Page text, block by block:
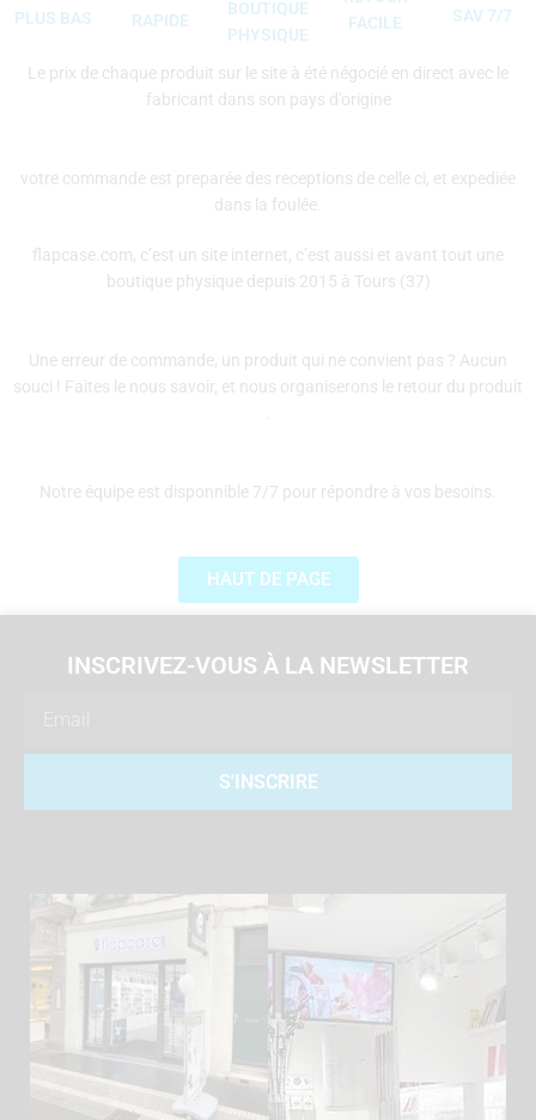
PLUS BAS
RAPIDE
BOUTIQUE
PHYSIQUE
FACILE
SAV 7/7
Le prix de chaque produit sur le site à été négocié en direct avec le
fabricant dans son pays d’origine
votre commande est preparée des receptions de celle ci, et expediée
dans la foulée.
flapcase.com, c’est un site internet, c’est aussi et avant tout une
boutique physique depuis 2015 à Tours (37)
Une erreur de commande, un produit qui ne convient pas ? Aucun
souci ! Faites le nous savoir, et nous organiserons le retour du produit
Notre équipe est disponnible 7/7 pour répondre à vos besoins.
HAUT DE PAGE
INSCRIVEZ-VOUS À LA NEWSLETTER
S'INSCRIRE